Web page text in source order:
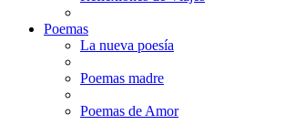
Poemas
La nueva poesía
Poemas madre
Poemas de Amor